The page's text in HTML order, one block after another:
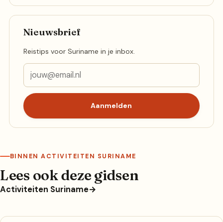
Nieuwsbrief
Reistips voor Suriname in je inbox.
Aanmelden
BINNEN ACTIVITEITEN SURINAME
Lees ook deze gidsen
Activiteiten Suriname→